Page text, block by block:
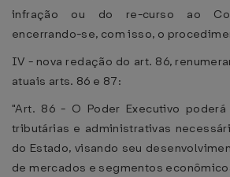
infração ou do re-curso ao
encerrando-se, com isso, o
IV - nova redação do art. 86,
atuais arts. 86 e 87:
"Art. 86 - O Poder Executivo
tributárias e administrativas
do Estado, visando seu
de mercados e segmentos